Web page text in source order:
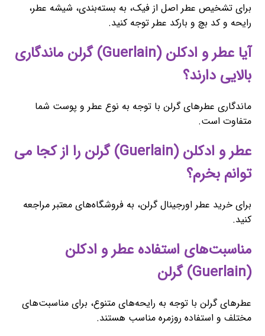
برای تشخیص عطر اصل از فیک، به بسته‌بندی، شیشه عطر،
رایحه و کد بچ و بارکد عطر توجه کنید.
آیا عطر و ادکلن (Guerlain) گرلن ماندگاری
بالایی دارند؟
ماندگاری عطرهای گرلن با توجه به نوع عطر و پوست شما
متفاوت است.
عطر و ادکلن (Guerlain) گرلن را از کجا می
توانم بخرم؟
برای خرید عطر اورجینال گرلن، به فروشگاه‌های معتبر مراجعه
کنید.
مناسبت‌های استفاده عطر و ادکلن
(Guerlain) گرلن
عطرهای گرلن با توجه به رایحه‌های متنوع، برای مناسبت‌های
مختلف و استفاده روزمره مناسب هستند.